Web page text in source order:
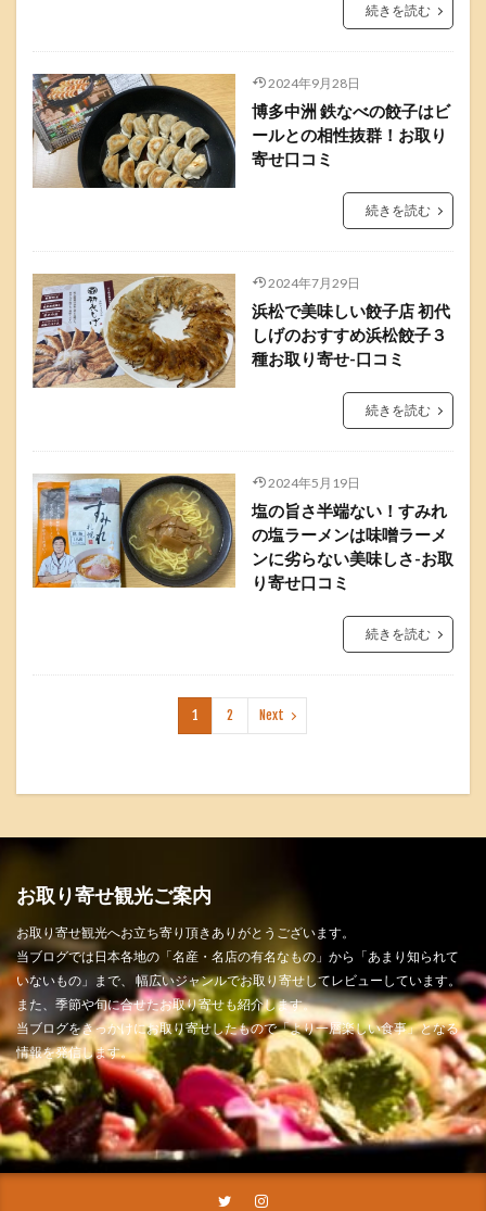
続きを読む
2024年9月28日
博多中洲 鉄なべの餃子はビ
ールとの相性抜群！お取り
寄せ口コミ
続きを読む
2024年7月29日
浜松で美味しい餃子店 初代
しげのおすすめ浜松餃子３
種お取り寄せ-口コミ
続きを読む
2024年5月19日
塩の旨さ半端ない！すみれ
の塩ラーメンは味噌ラーメ
ンに劣らない美味しさ-お取
り寄せ口コミ
続きを読む
1 2 Next
お取り寄せ観光ご案内
お取り寄せ観光へお立ち寄り頂きありがとうございます。
当ブログでは日本各地の「名産・名店の有名なもの」から「あまり知られて
いないもの」まで、 幅広いジャンルでお取り寄せしてレビューしています。
また、季節や旬に合せたお取り寄せも紹介します。
当ブログをきっかけにお取り寄せしたもので「より一層楽しい食事」となる
情報を発信します。